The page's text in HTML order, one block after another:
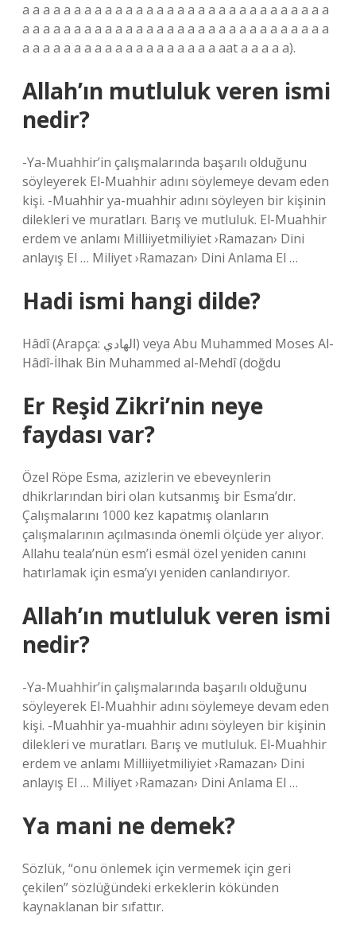
a a a a a a a a a a a a a a a a a a a a a a a a a a a a a a
a a a a a a a a a a a a a a a a a a a a a a a a a a a a a a
a a a a a a a a a a a a a a a a a a a aat a a a a a).
Allah’ın mutluluk veren ismi
nedir?
-Ya-Muahhir’in çalışmalarında başarılı olduğunu
söyleyerek El-Muahhir adını söylemeye devam eden
kişi. -Muahhir ya-muahhir adını söyleyen bir kişinin
dilekleri ve muratları. Barış ve mutluluk. El-Muahhir
erdem ve anlamı Milliiyetmiliyiet ›Ramazan› Dini
anlayış El … Miliyet ›Ramazan› Dini Anlama El …
Hadi ismi hangi dilde?
Hâdî (Arapça: الهادي) veya Abu Muhammed Moses Al-
Hâdî-İlhak Bin Muhammed al-Mehdî (doğdu
Er Reşid Zikri’nin neye
faydası var?
Özel Röpe Esma, azizlerin ve ebeveynlerin
dhikrlarından biri olan kutsanmış bir Esma’dır.
Çalışmalarını 1000 kez kapatmış olanların
çalışmalarının açılmasında önemli ölçüde yer alıyor.
Allahu teala’nün esm’i esmäl özel yeniden canını
hatırlamak için esma’yı yeniden canlandırıyor.
Allah’ın mutluluk veren ismi
nedir?
-Ya-Muahhir’in çalışmalarında başarılı olduğunu
söyleyerek El-Muahhir adını söylemeye devam eden
kişi. -Muahhir ya-muahhir adını söyleyen bir kişinin
dilekleri ve muratları. Barış ve mutluluk. El-Muahhir
erdem ve anlamı Milliiyetmiliyiet ›Ramazan› Dini
anlayış El … Miliyet ›Ramazan› Dini Anlama El …
Ya mani ne demek?
Sözlük, “onu önlemek için vermemek için geri
çekilen” sözlüğündeki erkeklerin kökünden
kaynaklanan bir sıfattır.